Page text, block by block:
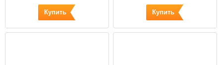
Купить Купить